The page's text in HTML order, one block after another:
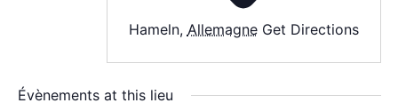
CONTACT
Hameln, Allemagne Get Directions
Évènements at this lieu